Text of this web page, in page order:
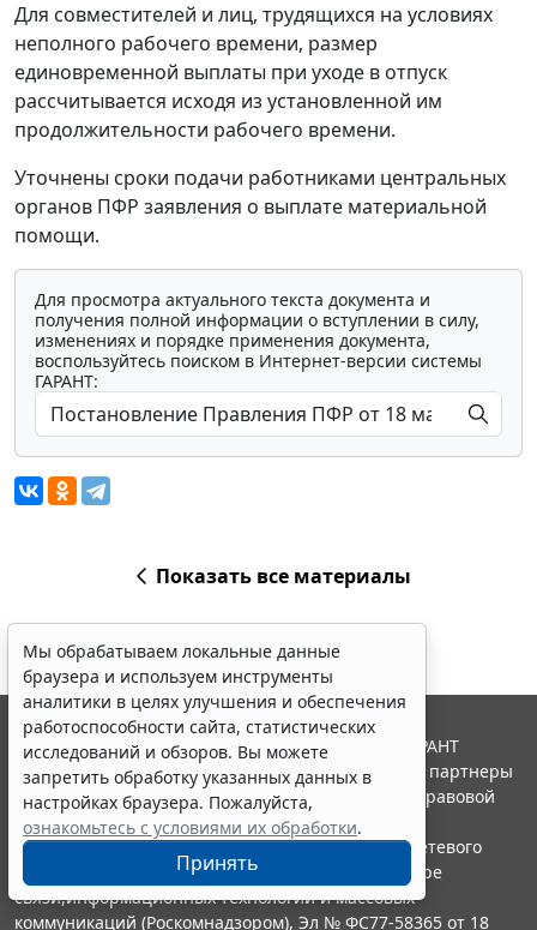
Для совместителей и лиц, трудящихся на условиях
неполного рабочего времени, размер
единовременной выплаты при уходе в отпуск
рассчитывается исходя из установленной им
продолжительности рабочего времени.
Уточнены сроки подачи работниками центральных
органов ПФР заявления о выплате материальной
помощи.
Для просмотра актуального текста документа и
получения полной информации о вступлении в силу,
изменениях и порядке применения документа,
воспользуйтесь поиском в Интернет-версии системы
ГАРАНТ:
Показать все материалы
Мы обрабатываем локальные данные
браузера и используем инструменты
аналитики в целях улучшения и обеспечения
работоспособности сайта, статистических
исследований и обзоров. Вы можете
запретить обработку указанных данных в
настройках браузера. Пожалуйста,
ознакомьтесь с условиями их обработки.
Принять
© ООО "НПП "ГАРАНТ-СЕРВИС", 2026. Система ГАРАНТ
выпускается с 1990 года. Компания "Гарант" и ее партнеры
являются участниками Российской ассоциации правовой
информации ГАРАНТ.
Портал ГАРАНТ.РУ зарегистрирован в качестве сетевого
издания Федеральной службой по надзору в сфере
связи,информационных технологий и массовых
коммуникаций (Роскомнадзором), Эл № ФС77-58365 от 18